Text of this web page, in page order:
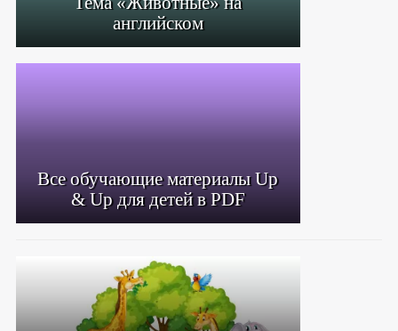
английском
Все обучающие материалы Up
& Up для детей в PDF